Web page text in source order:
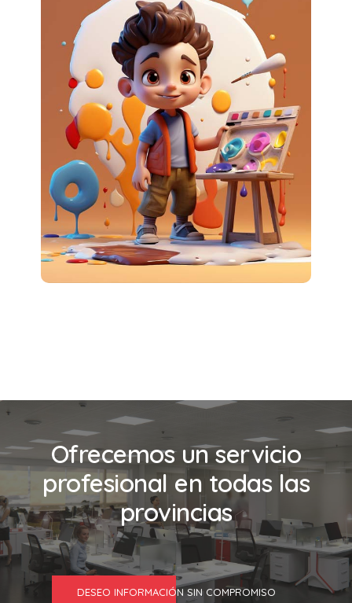
Ofrecemos un servicio
profesional en todas las
provincias
DESEO INFORMACIÓN SIN COMPROMISO